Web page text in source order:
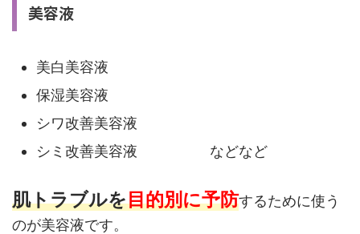
美容液
美白美容液
保湿美容液
シワ改善美容液
シミ改善美容液 などなど
肌トラブルを目的別に予防するために使う
のが美容液です。